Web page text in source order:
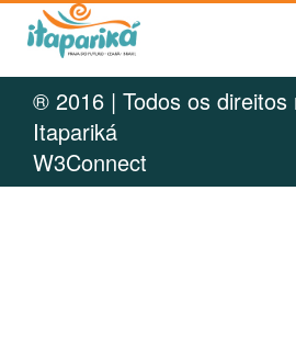
® 2016 | Todos os
Itapariká
W3Connect